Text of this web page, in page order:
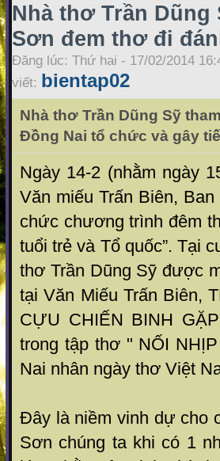
Nhà thơ Trần
Sơn đem thơ đi
Đăng lúc: Thứ hai - 17/02/2014
viết: bientap02
Nhà thơ Trần Dũng Sỹ
Đồng Nai tổ chức và gây
Ngày 14-2 (nhằm ngày
Văn miếu Trấn Biên, Ban
chức chương trình đêm
tuổi trẻ và Tổ quốc”. Tại
thơ Trần Dũng Sỹ được
tại Văn Miếu Trấn Biên,
CỰU CHIẾN BINH
trong tập thơ " NỐI
Nai nhân ngày thơ Việt
Đây là niềm vinh dự cho
Sơn chúng ta khi có 1